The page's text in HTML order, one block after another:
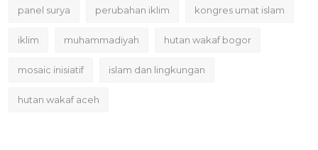
panel surya perubahan iklim kongres umat islam
iklim muhammadiyah hutan wakaf bogor
mosaic inisiatif islam dan lingkungan
hutan wakaf aceh